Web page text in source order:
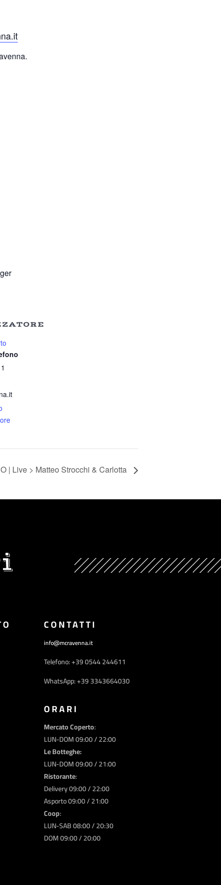
| Live > Matteo Strocchi & Carlotta
CONTATTI
info@mcravenna.it
Telefono: +39 0544 244611
WhatsApp: +39 3343664030
ORARI
Mercato Coperto:
LUN-DOM 09:00 / 22:00
Le Botteghe:
LUN-DOM 09:00 / 21:00
Ristorante:
Delivery 09:00 / 22:00
Asporto 09:00 / 21:00
Coop:
LUN-SAB 08:00 / 20:30
DOM 09:00 / 20:00